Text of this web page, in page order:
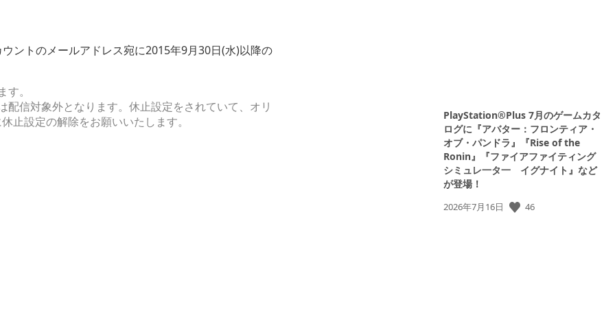
ントのメールアドレス宛に2015年9月30日(水)以降の
。
信対象外となります。休止設定をされていて、オリ
止設定の解除をお願いいたします。
PlayStation®Plus 7月のゲームカタ
ログに『アバター：フロンティア・
オブ・パンドラ』『Rise of the
Ronin』『ファイアファイティング
シミュレ一タ一 イグナイト』など
が登場！
公
2026年7月16日 46